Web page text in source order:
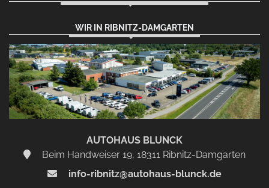
WIR IN RIBNITZ-DAMGARTEN
AUTOHAUS BLUNCK
Beim Handweiser 19, 18311 Ribnitz-Damgarten
info-ribnitz@autohaus-blunck.de